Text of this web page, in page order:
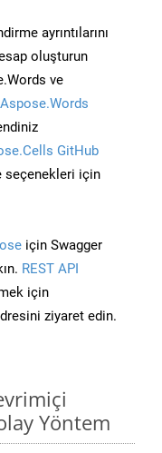
ayrıntılarını
oluşturun
ve
Aspose.Words
GitHub
seçenekleri için
için Swagger
REST API
için
ziyaret edin.
Yöntem